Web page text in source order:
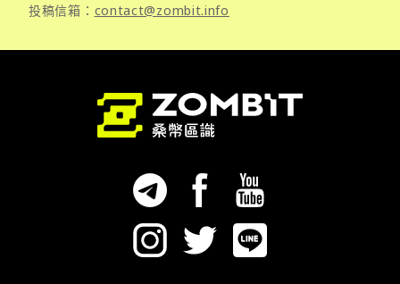
投稿信箱： contact@zombit.info